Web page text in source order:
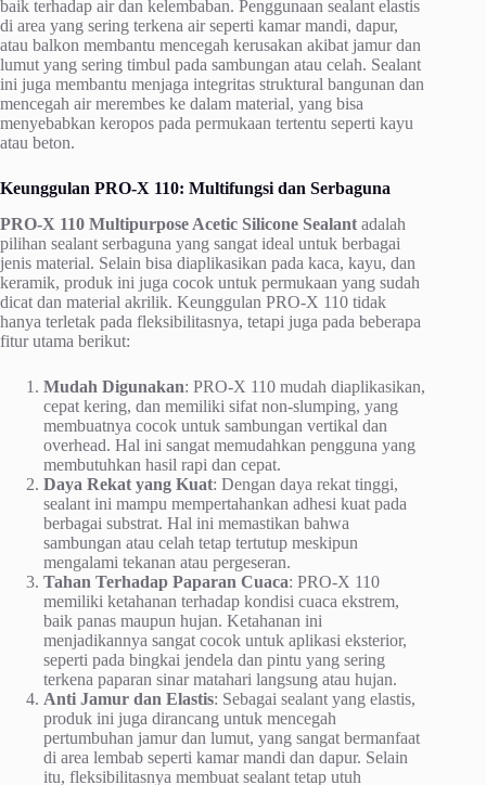
baik terhadap air dan kelembaban. Penggunaan sealant elastis
di area yang sering terkena air seperti kamar mandi, dapur,
atau balkon membantu mencegah kerusakan akibat jamur dan
lumut yang sering timbul pada sambungan atau celah. Sealant
ini juga membantu menjaga integritas struktural bangunan dan
mencegah air merembes ke dalam material, yang bisa
menyebabkan keropos pada permukaan tertentu seperti kayu
atau beton.
Keunggulan PRO-X 110: Multifungsi dan Serbaguna
PRO-X 110 Multipurpose Acetic Silicone Sealant adalah
pilihan sealant serbaguna yang sangat ideal untuk berbagai
jenis material. Selain bisa diaplikasikan pada kaca, kayu, dan
keramik, produk ini juga cocok untuk permukaan yang sudah
dicat dan material akrilik. Keunggulan PRO-X 110 tidak
hanya terletak pada fleksibilitasnya, tetapi juga pada beberapa
fitur utama berikut:
Mudah Digunakan: PRO-X 110 mudah diaplikasikan,
cepat kering, dan memiliki sifat non-slumping, yang
membuatnya cocok untuk sambungan vertikal dan
overhead. Hal ini sangat memudahkan pengguna yang
membutuhkan hasil rapi dan cepat.
Daya Rekat yang Kuat: Dengan daya rekat tinggi,
sealant ini mampu mempertahankan adhesi kuat pada
berbagai substrat. Hal ini memastikan bahwa
sambungan atau celah tetap tertutup meskipun
mengalami tekanan atau pergeseran.
Tahan Terhadap Paparan Cuaca: PRO-X 110
memiliki ketahanan terhadap kondisi cuaca ekstrem,
baik panas maupun hujan. Ketahanan ini
menjadikannya sangat cocok untuk aplikasi eksterior,
seperti pada bingkai jendela dan pintu yang sering
terkena paparan sinar matahari langsung atau hujan.
Anti Jamur dan Elastis: Sebagai sealant yang elastis,
produk ini juga dirancang untuk mencegah
pertumbuhan jamur dan lumut, yang sangat bermanfaat
di area lembab seperti kamar mandi dan dapur. Selain
itu, fleksibilitasnya membuat sealant tetap utuh